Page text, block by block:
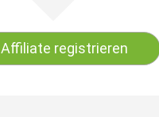
registrieren